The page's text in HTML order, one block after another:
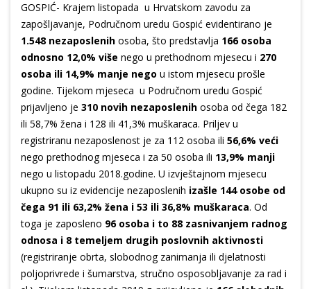
GOSPIĆ- Krajem listopada u Hrvatskom zavodu za
zapošljavanje, Područnom uredu Gospić evidentirano je
1.548 nezaposlenih osoba, što predstavlja 166 osoba
odnosno 12,0% više nego u prethodnom mjesecu i 270
osoba ili 14,9% manje nego u istom mjesecu prošle
godine. Tijekom mjeseca u Područnom uredu Gospić
prijavljeno je 310 novih nezaposlenih osoba od čega 182
ili 58,7% žena i 128 ili 41,3% muškaraca. Priljev u
registriranu nezaposlenost je za 112 osoba ili 56,6% veći
nego prethodnog mjeseca i za 50 osoba ili 13,9% manji
nego u listopadu 2018.godine. U izvještajnom mjesecu
ukupno su iz evidencije nezaposlenih izašle 144 osobe od
čega 91 ili 63,2% žena i 53 ili 36,8% muškaraca. Od
toga je zaposleno 96 osoba i to 88 zasnivanjem radnog
odnosa i 8 temeljem drugih poslovnih aktivnosti
(registriranje obrta, slobodnog zanimanja ili djelatnosti
poljoprivrede i šumarstva, stručno osposobljavanje za rad i